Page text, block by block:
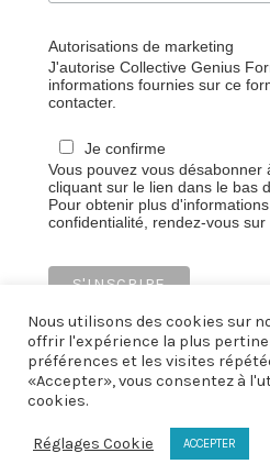
Autorisations de marketing
J'autorise Collective Genius
informations fournies sur ce
contacter.
Je confirme
Vous pouvez vous désabonner
cliquant sur le lien dans le bas
Pour obtenir plus
confidentialité, rendez-vous sur
Politique de confidentialité
Nous utilisons des cookies sur
offrir l'expérience la plus
préférences et les visites
«Accepter», vous consentez à
cookies.
Réglages Cookie ACCEPTER